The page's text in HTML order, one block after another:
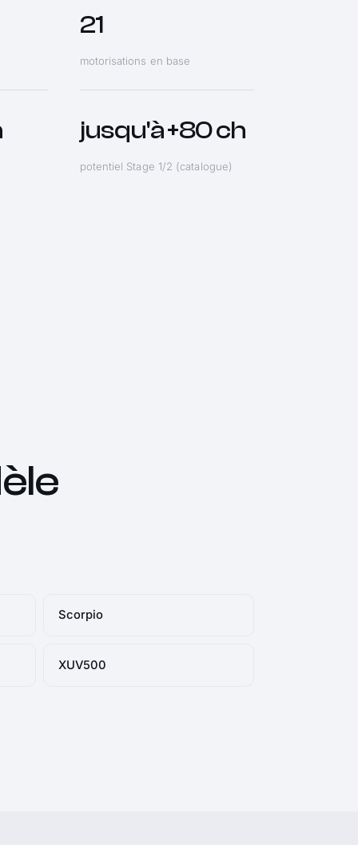
21
motorisations en base
jusqu'à +80 ch
potentiel Stage 1/2 (catalogue)
Scorpio
XUV500